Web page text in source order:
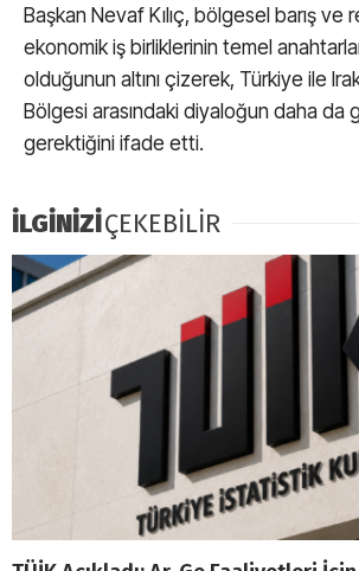
Başkan Nevaf Kılıç, bölgesel barış ve
ekonomik iş birliklerinin temel
olduğunun altını çizerek, Türkiye ile
Bölgesi arasındaki diyaloğun daha da
gerektiğini ifade etti.
İLGİNİZİÇEKEBİLİR